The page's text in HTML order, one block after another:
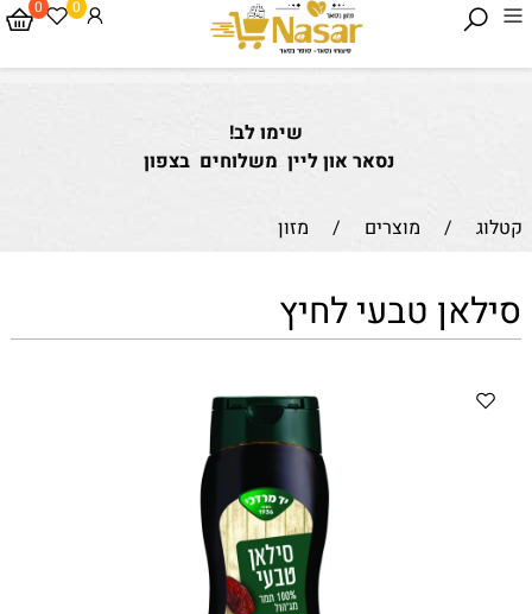
0 0
שימו לב!
נסאר און ליין משלוחים בצפון
קטלוג / מוצרים / מזון
סילאן טבעי לחיץ